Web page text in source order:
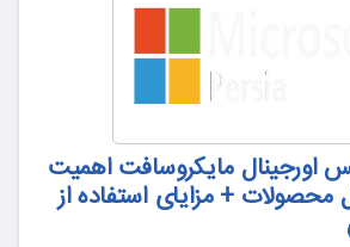
اورجینال مایکروسافت اهمیت
محصولات + مزایای استفاده از